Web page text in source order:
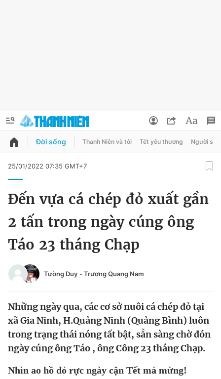
QUẢNG CÁO ĐẶT BÁO
Chuyên mục khác
Tin 24h
Tin thị trường
Video Magazine
Sản phẩm khác
Tiện ích Bạn cần biết
Đổi mật khẩu
Tin đã lưu
Tin đã xem
Đăng xuất
Đời sống Thanh Niên và tôi Tết yêu thương Người
25/01/2022 07:35 GMT+7
Đến vựa cá chép đỏ xuất gần
2 tấn trong ngày cúng ông
Táo 23 tháng Chạp
Tường Duy - Trương Quang Nam
Những ngày qua, các cơ sở nuôi cá chép đỏ tại
xã Gia Ninh, H.Quảng Ninh (Quảng Bình) luôn
trong trạng thái nóng tất bật, sẵn sàng chờ đón
ngày cúng ông Táo , ông Công 23 tháng Chạp.
Nhìn ao hồ đỏ rực ngày cận Tết mà mừng!